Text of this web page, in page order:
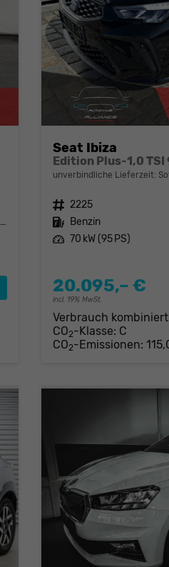
Perla Nera Schwarz Metallic
Seat Ibiza
unverbindliche Lieferzeit:
Fahrzeugnr. 2225
Kraftstoff Benzin
Leistung 70 kW (95 PS)
20.095,– €
incl. 19% MwSt.
Verbrauch
CO2-Klasse: C
CO2-Emissionen: